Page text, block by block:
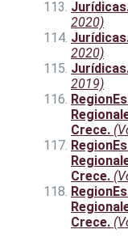
2020)
2020)
2019)
Crece.
Crece.
Crece.